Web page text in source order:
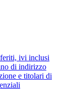
ivi inclusi
di indirizzo
e titolari di